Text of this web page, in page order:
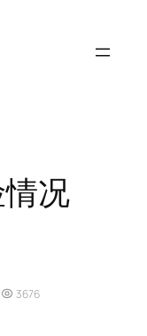
况
3676